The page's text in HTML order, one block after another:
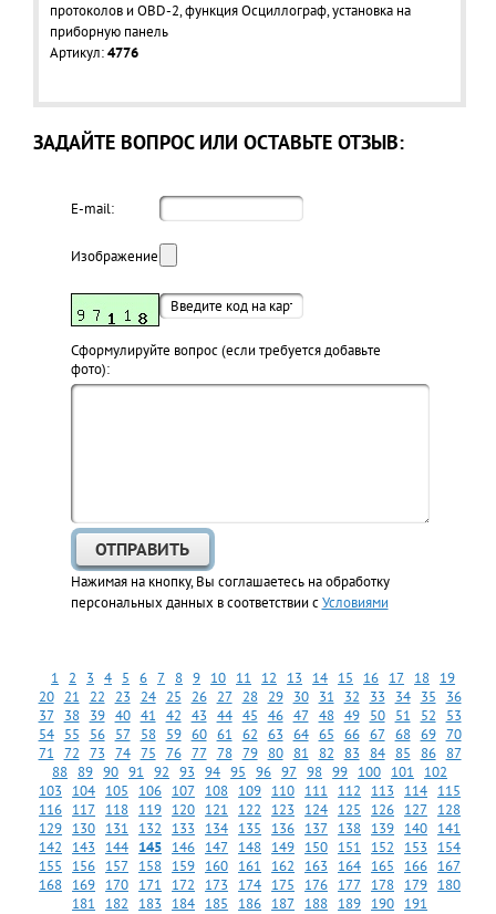
протоколов и OBD-2, функция Осциллограф, установка на
приборную панель
Артикул:4776
ЗАДАЙТЕ ВОПРОС ИЛИ ОСТАВЬТЕ ОТЗЫВ:
E-mail:
Изображение:
Cформулируйте вопрос (если требуется добавьте
фото):
Нажимая на кнопку, Вы соглашаетесь на обработку
персональных данных в соответствии сУсловиями
1 2 3 4 5 6 7 8 9 10 11 12 13 14 15 16 17 18 19
20
21 22 23 24 25 26 27 28 29 30 31 32 33 34 35
36
37
38 39 40 41 42 43 44 45 46 47 48 49 50 51 52
53
54
55 56 57 58 59 60 61 62 63 64 65 66 67 68 69 70
71 72 73 74 75 76 77 78 79 80 81 82 83 84 85 86
87
88 89 90 91 92 93 94 95 96 97 98 99 100 101
102
103
104 105 106 107 108 109 110 111 112 113 114 115
116 117 118 119 120 121 122 123 124 125 126 127 128
129 130 131 132 133 134 135 136 137 138 139 140 141
142
143 144 145 146 147 148 149 150 151 152 153
154
155
156 157 158 159 160 161 162 163 164 165 166 167
168 169 170 171 172 173 174 175 176 177 178 179 180
181
182 183 184 185 186 187 188 189 190 191